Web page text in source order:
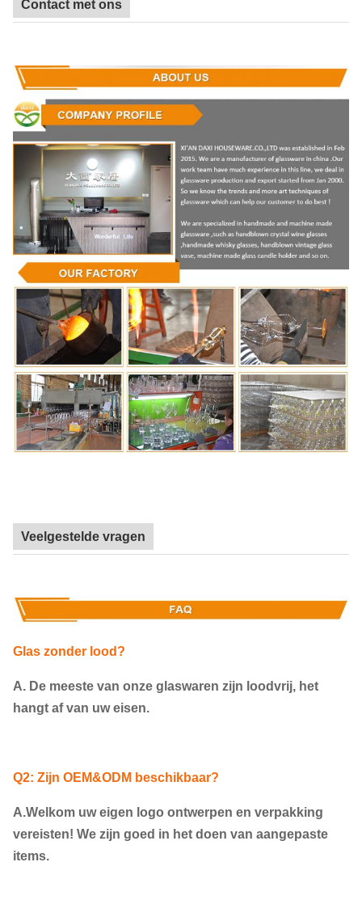
Contact met ons
Veelgestelde vragen
Glas zonder lood?
A. De meeste van onze glaswaren zijn loodvrij, het
hangt af van uw eisen.
Q2: Zijn OEM&ODM beschikbaar?
A.Welkom uw eigen logo ontwerpen en verpakking
vereisten! We zijn goed in het doen van aangepaste
items.